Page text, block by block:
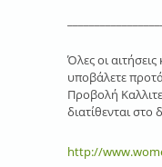
Όλες οι
υποβάλετε
Προβολή
διατίθενται στο
http://